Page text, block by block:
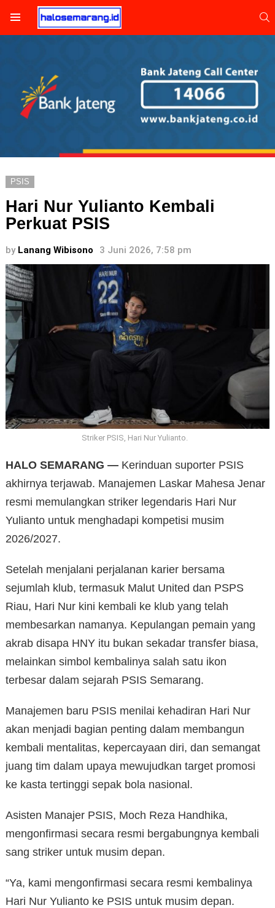
PSIS
Hari Nur Yulianto Kembali
Perkuat PSIS
by Lanang Wibisono 3 Juni 2026, 7:58 pm
Striker PSIS, Hari Nur Yulianto.
HALO SEMARANG — Kerinduan suporter PSIS
akhirnya terjawab. Manajemen Laskar Mahesa Jenar
resmi memulangkan striker legendaris Hari Nur
Yulianto untuk menghadapi kompetisi musim
2026/2027.
Setelah menjalani perjalanan karier bersama
sejumlah klub, termasuk Malut United dan PSPS
Riau, Hari Nur kini kembali ke klub yang telah
membesarkan namanya. Kepulangan pemain yang
akrab disapa HNY itu bukan sekadar transfer biasa,
melainkan simbol kembalinya salah satu ikon
terbesar dalam sejarah PSIS Semarang.
Manajemen baru PSIS menilai kehadiran Hari Nur
akan menjadi bagian penting dalam membangun
kembali mentalitas, kepercayaan diri, dan semangat
juang tim dalam upaya mewujudkan target promosi
ke kasta tertinggi sepak bola nasional.
Asisten Manajer PSIS, Moch Reza Handhika,
mengonfirmasi secara resmi bergabungnya kembali
sang striker untuk musim depan.
“Ya, kami mengonfirmasi secara resmi kembalinya
Hari Nur Yulianto ke PSIS untuk musim depan.